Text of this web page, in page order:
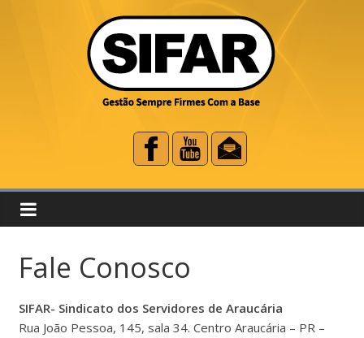
Fale Conosco
SIFAR- Sindicato dos Servidores de Araucária
Rua João Pessoa, 145, sala 34. Centro Araucária – PR –